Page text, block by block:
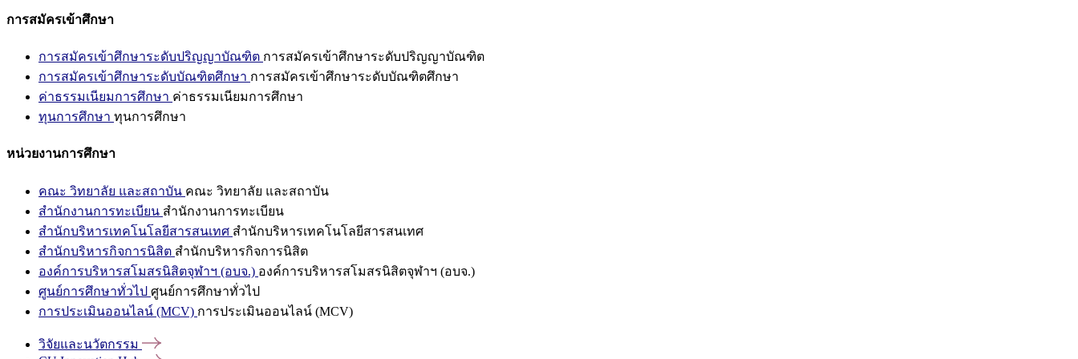
การสมัครเข้าศึกษา
การสมัครเข้าศึกษาระดับปริญญาบัณฑิต การสมัครเข้าศึกษาระดับปริญญาบัณฑิต
การสมัครเข้าศึกษาระดับบัณฑิตศึกษา การสมัครเข้าศึกษาระดับบัณฑิตศึกษา
ค่าธรรมเนียมการศึกษา ค่าธรรมเนียมการศึกษา
ทุนการศึกษา ทุนการศึกษา
หน่วยงานการศึกษา
คณะ วิทยาลัย และสถาบัน คณะ วิทยาลัย และสถาบัน
สำนักงานการทะเบียน สำนักงานการทะเบียน
สำนักบริหารเทคโนโลยีสารสนเทศ สำนักบริหารเทคโนโลยีสารสนเทศ
สำนักบริหารกิจการนิสิต สำนักบริหารกิจการนิสิต
องค์การบริหารสโมสรนิสิตจุฬาฯ (อบจ.) องค์การบริหารสโมสรนิสิตจุฬาฯ (อบจ.)
ศูนย์การศึกษาทั่วไป ศูนย์การศึกษาทั่วไป
การประเมินออนไลน์ (MCV) การประเมินออนไลน์ (MCV)
วิจัยและนวัตกรรม